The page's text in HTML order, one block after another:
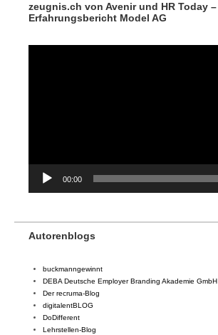
zeugnis.ch von Avenir und HR Today –
Erfahrungsbericht Model AG
00:00
Autorenblogs
buckmanngewinnt
DEBA Deutsche Employer Branding Akademie GmbH
Der recruma-Blog
digitalentBLOG
DoDifferent
Lehrstellen-Blog